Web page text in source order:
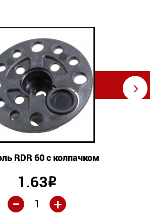
RDR 60 с колпачком
1.63Р
+
-
⇨